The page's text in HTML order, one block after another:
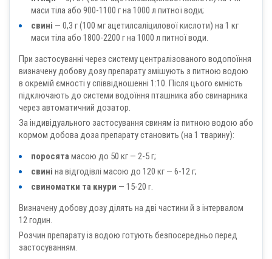
маси тіла або 900-1100 г на 1000 л питної води;
свині — 0,3 г (100 мг ацетилсаліцилової кислоти) на 1 кг
маси тіла або 1800-2200 г на 1000 л питної води.
При застосуванні через систему централізованого водопоїння
визначену добову дозу препарату змішують з питною водою
в окремій ємності у співвідношенні 1:10. Після цього ємність
підключають до системи водоїння пташника або свинарника
через автоматичний дозатор.
За індивідуального застосування свиням із питною водою або
кормом добова доза препарату становить (на 1 тварину):
поросятамасою до 50 кг — 2-5 г;
свині на відгодівлі масою до 120 кг — 6-12 г;
свиноматки та кнури — 15-20 г.
Визначену добову дозу ділять на дві частини й з інтервалом
12 годин.
Розчин препарату із водою готують безпосередньо перед
застосуванням.